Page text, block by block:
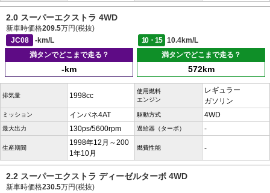
2.0 スーパーエクストラ 4WD
新車時価格209.5万円(税抜)
JC08
-km/L 10・15
10.4km/L
満タンでどこまで走る？
-km
満タンでどこまで走る？
572km
排気量 1998cc
使用燃料
エンジン
レギュラー
ガソリン
ミッション インパネ4AT 駆動方式 4WD
最大出力 130ps/5600rpm 過給器（ターボ） -
生産期間
1998年12月～200
1年10月
燃費性能 -
2.2 スーパーエクストラ ディーゼルターボ 4WD
新車時価格230.5万円(税抜)